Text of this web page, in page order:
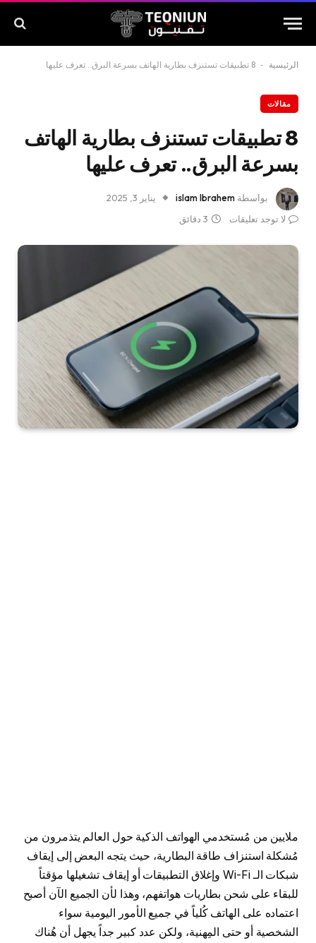
الرئيسية - 8 تطبيقات تستنزف بطارية الهاتف بسرعة البرق.. تعرف عليها
مقالات
8 تطبيقات تستنزف بطارية الهاتف
بسرعة البرق.. تعرف عليها
بواسطة islam Ibrahem
يناير 3, 2025
لا توجد تعليقات
3 دقائق
ملايين من مُستخدمي الهواتف الذكية حول العالم يتذمرون من
مُشكلة استنزاف طاقة البطارية، حيث يتجه البعض إلى إيقاف
شبكات الـ Wi-Fi وإغلاق التطبيقات أو إيقاف تشغيلها مؤقتاً
للبقاء على شحن بطاريات هواتفهم، وهذا لأن الجميع الآن أصبح
اعتماده على الهاتف كُلياً في جميع الأمور اليومية سواء
الشخصية أو حتى المِهنية، ولكن عدد كبير جداً يجهل أن هُناك